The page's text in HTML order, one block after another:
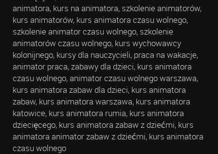
animatora, kurs na animatora, szkolenie animatorów,
kurs animatorów, kurs animatora czasu wolnego,
szkolenie animator czasu wolnego, szkolenie
animatorów czasu wolnego, kurs wychowawcy
kolonijnego, kursy dla nauczycieli, praca na wakacje,
animator praca, zabawy dla dzieci, kurs animatora
czasu wolnego, animator czasu wolnego warszawa,
kurs animatora zabaw dla dzieci, kurs animatora
zabaw, kurs animatora warszawa, kurs animatora
katowice, kurs animatora rumia, kurs animatora
dziecięcego, kurs animatora zabaw z dziećmi, kurs
animatora animator zabaw z dziećmi, kurs animatora
czasu wolnego